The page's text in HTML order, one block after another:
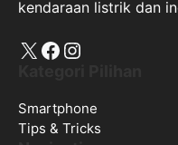
kendaraan listrik dan
X Facebook
Instagram
Smartphone
Tips & Tricks